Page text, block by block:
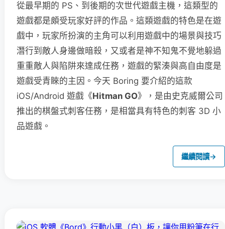
從最早期的 PS、到後期的次世代遊戲主機，這類型的
遊戲都是頗受玩家好評的作品。這類遊戲的特色是在遊
戲中，玩家所扮演的主角可以利用遊戲中的場景與技巧
潛行到敵人身邊做暗殺，又或者是神不知鬼不覺地躲過
重重敵人與陷阱來達成任務，遊戲的緊湊與高自由度是
遊戲受青睞的主因。今天 Boring 要介紹的這款
iOS/Android 遊戲《Hitman GO》，是由史克威爾公司
推出的棋盤式刺客任務，是相當具有特色的刺客 3D 小
品遊戲。
繼續閱讀→